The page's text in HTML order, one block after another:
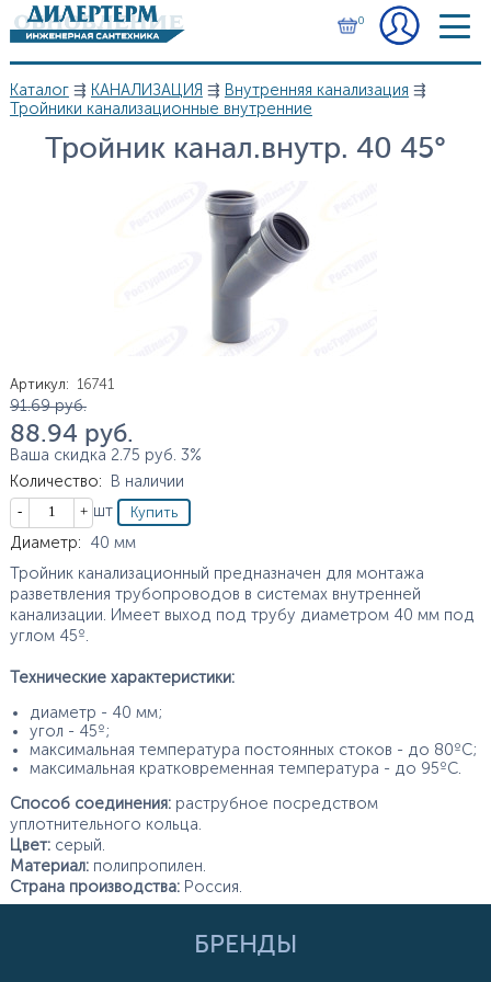
Перейти к основному содержанию
0
Вы здесь
Каталог⇶ КАНАЛИЗАЦИЯ ⇶ Внутренняя канализация ⇶
Тройники канализационные внутренние
Тройник канал.внутр. 40 45°
Артикул: 16741
Цена
91.69 руб.
88.94 руб.
Ваша скидка 2.75 руб. 3%
Количество:
В наличии
Кол-во
шт
Характеристики
Диаметр: 40 мм
Тройник канализационный предназначен для монтажа
разветвления трубопроводов в системах внутренней
канализации. Имеет выход под трубу диаметром 40 мм под
углом 45º.
Технические характеристики:
диаметр - 40 мм;
угол - 45º;
максимальная температура постоянных стоков - до 80ºС;
максимальная кратковременная температура - до 95ºС.
Способ соединения:раструбное посредством
уплотнительного кольца.
Цвет:серый.
Материал:полипропилен.
Страна производства:Россия.
БРЕНДЫ